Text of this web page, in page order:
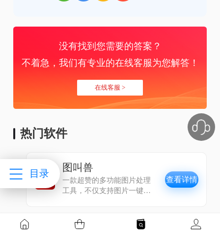
目录
没有找到您需要的答案？
不着急，我们有专业的在线客服为您解答！
在线客服 >
热门软件
图叫兽
一款超赞的多功能图片处理
工具，不仅支持图片一键批
缩、图片尺寸更改、图片美
查看详情